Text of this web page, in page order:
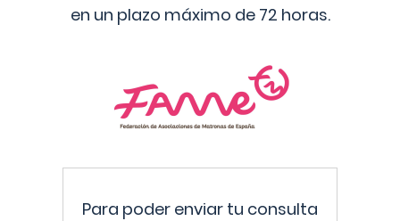
en un plazo máximo de 72 horas.
Para poder enviar tu consulta